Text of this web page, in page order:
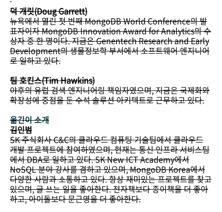
덕 개릿(Doug Garrett)
뉴욕에서 열린 첫 번째 MongoDB World Conference의 발
표자이자 MongoDB Innovation Award for Analytics의 수
상자 중 한 명이다. 지금은 Genentech Research and Early
Development의 생물정보학 부서에서 소프트웨어 엔지니어
로 일하고 있다.
팀 호킨스(Tim Hawkins)
야후의 유럽 검색 엔지니어링 책임자였으며, 지금은 국제화와
확장성에 중점을 둔 수석 솔루션 아키텍트로 근무하고 있다.
옮긴이 소개
김인범
SK 주식회사 C&C의 클라우드 컴퓨팅 기술팀에서 클라우드
개발 프로젝트에 참여하였으며, 현재는 통신 인프라 서비스팀
에서 DBA로 일하고 있다. SK New ICT Academy에서
NoSQL 분야 강사를 겸하고 있으며, MongoDB Korea에서
다양한 사람과 소통하고 있다. 항상 재미있는 프로젝트를 찾고
있으며, 글 쓰는 일을 좋아한다. 전자책보다 종이책을 더 좋아
하고, 아이돌보다 문근영을 더 좋아한다.